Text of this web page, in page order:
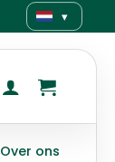
▾
Over ons